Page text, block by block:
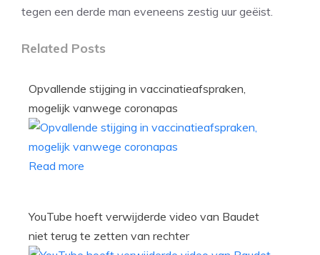
tegen een derde man eveneens zestig uur geëist.
Related Posts
Opvallende stijging in vaccinatieafspraken,
mogelijk vanwege coronapas
Read more
YouTube hoeft verwijderde video van Baudet
niet terug te zetten van rechter